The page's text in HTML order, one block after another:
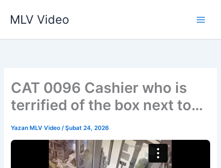
atlaMLV Video
CAT 0096 Cashier who is
terrified of the box next to
them
Yazan MLV Video/Şubat 24, 2026